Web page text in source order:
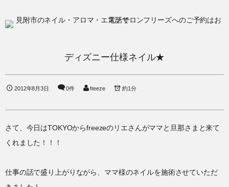
ディズニー仕様ネイル★
2012年8月3日 0件 freeze 約1分
さて、今日はTOKYOからfreezeのリエさんがママと旦那さまと来て
くれました！！！
仕事の話で盛り上がりながら、ママ様のネイルを施術させていただ